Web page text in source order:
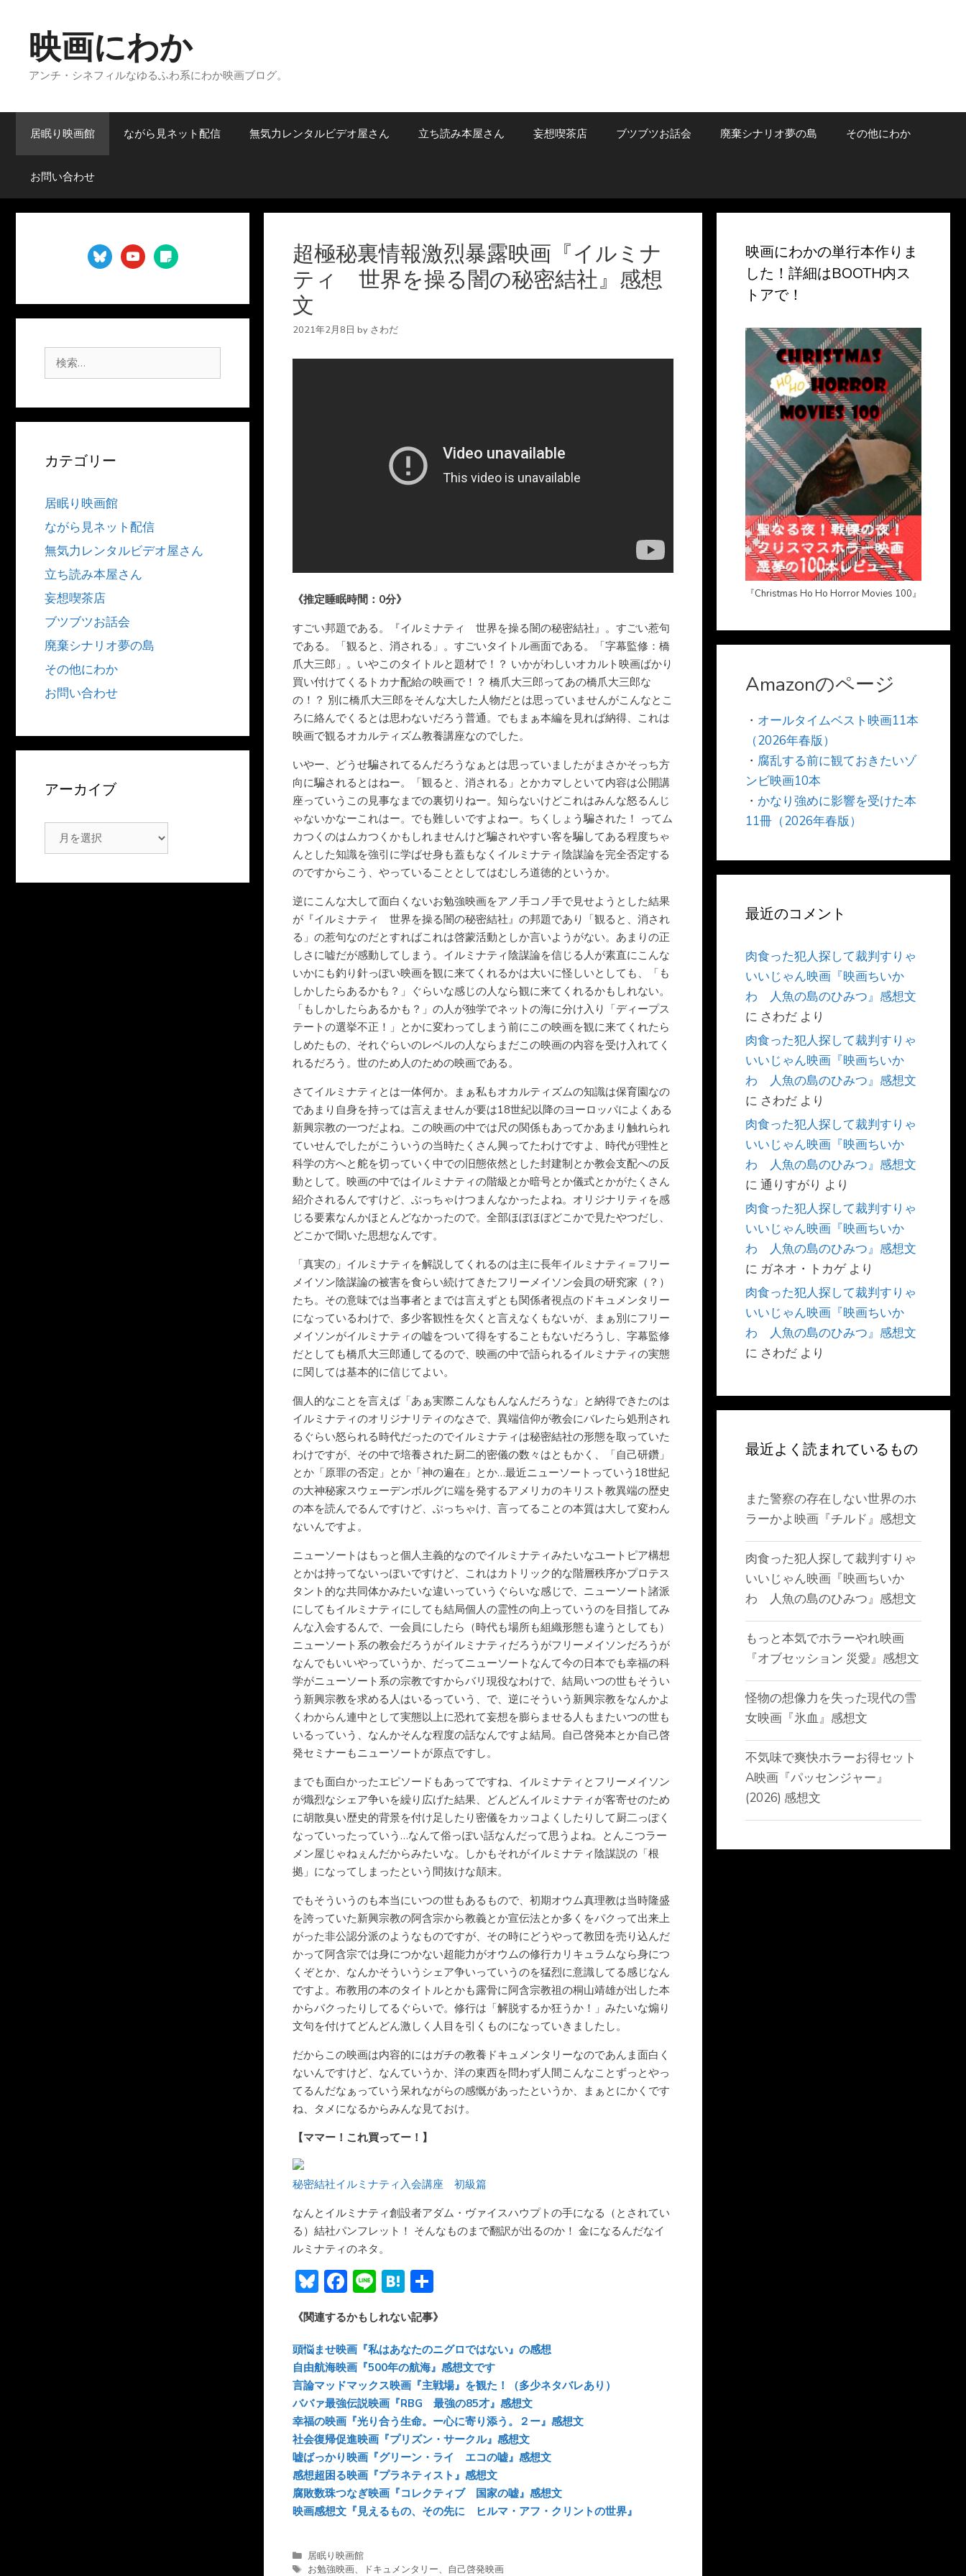
ス
映画にわか
アンチ・シネフィルなゆるふわ系にわか映画ブログ。
居眠り映画館 ながら見ネット配信 無気力レンタルビデオ屋さん 立ち読み本屋さん 妄想喫茶店 ブツブツお話会 廃棄シナリオ夢の島 その他にわか
お問い合わせ
超極秘裏情報激烈暴露映画『イルミナ
ティ 世界を操る闇の秘密結社』感想
文
2021年2月8日 by さわだ
《推定睡眠時間：0分》
すごい邦題である。『イルミナティ 世界を操る闇の秘密結社』。すごい惹句
である。「観ると、消される」。すごいタイトル画面である。「字幕監修：橋
爪大三郎」。いやこのタイトルと題材で！？ いかがわしいオカルト映画ばかり
買い付けてくるトカナ配給の映画で！？ 橋爪大三郎ってあの橋爪大三郎な
の！？ 別に橋爪大三郎をそんな大した人物だとは思っていませんがこんなとこ
ろに絡んでくるとは思わないだろう普通。でもまぁ本編を見れば納得、これは
映画で観るオカルティズム教養講座なのでした。
いやー、どうせ騙されてるんだろうなぁとは思っていましたがまさかそっち方
向に騙されるとはねー。「観ると、消される」とかカマしといて内容は公開講
座っていうこの見事なまでの裏切りねー。知らないけどこれはみんな怒るんじ
ゃないかなーこれはー。でも難しいですよねー。ちくしょう騙された！ ってム
カつくのはムカつくかもしれませんけど騙されやすい客を騙してある程度ちゃ
んとした知識を強引に学ばせ身も蓋もなくイルミナティ陰謀論を完全否定する
のですからこう、やっていることとしてはむしろ道徳的というか。
逆にこんな大して面白くないお勉強映画をアノ手コノ手で見せようとした結果
が『イルミナティ 世界を操る闇の秘密結社』の邦題であり「観ると、消され
る」の惹句なのだとすればこれは啓蒙活動としか言いようがない。あまりの正
しさに嘘だが感動してしまう。イルミナティ陰謀論を信じる人が素直にこんな
いかにも釣り針っぽい映画を観に来てくれるかは大いに怪しいとしても、「も
しかしたらあるかも？」ぐらいな感じの人なら観に来てくれるかもしれない。
「もしかしたらあるかも？」の人が独学でネットの海に分け入り「ディープス
テートの選挙不正！」とかに変わってしまう前にこの映画を観に来てくれたら
しめたもの、それぐらいのレベルの人ならまだこの映画の内容を受け入れてく
れるだろう。世のため人のための映画である。
さてイルミナティとは一体何か。まぁ私もオカルティズムの知識は保育園なの
であまり自身を持っては言えませんが要は18世紀以降のヨーロッパによくある
新興宗教の一つだよね。この映画の中では尺の関係もあってかあまり触れられ
ていせんでしたがこういうの当時たくさん興ってたわけですよ、時代が理性と
科学の方へと舵を切っていく中での旧態依然とした封建制とか教会支配への反
動として。映画の中ではイルミナティの階級とか暗号とか儀式とかがたくさん
紹介されるんですけど、ぶっちゃけつまんなかったよね。オリジナリティを感
じる要素なんかほとんどなかったので。全部ほぼほぼどこかで見たやつだし、
どこかで聞いた思想なんです。
「真実の」イルミナティを解説してくれるのは主に長年イルミナティ＝フリー
メイソン陰謀論の被害を食らい続けてきたフリーメイソン会員の研究家（？）
たち。その意味では当事者とまでは言えずとも関係者視点のドキュメンタリー
になっているわけで、多少客観性を欠くと言えなくもないが、まぁ別にフリー
メイソンがイルミナティの嘘をついて得をすることもないだろうし、字幕監修
だとしても橋爪大三郎通してるので、映画の中で語られるイルミナティの実態
に関しては基本的に信じてよい。
個人的なことを言えば「あぁ実際こんなもんなんだろうな」と納得できたのは
イルミナティのオリジナリティのなさで、異端信仰が教会にバレたら処刑され
るぐらい怒られる時代だったのでイルミナティは秘密結社の形態を取っていた
わけですが、その中で培養された厨二的密儀の数々はともかく、「自己研鑽」
とか「原罪の否定」とか「神の遍在」とか…最近ニューソートっていう18世紀
の大神秘家スウェーデンボルグに端を発するアメリカのキリスト教異端の歴史
の本を読んでるんですけど、ぶっちゃけ、言ってることの本質は大して変わん
ないんですよ。
ニューソートはもっと個人主義的なのでイルミナティみたいなユートピア構想
とかは持ってないっぽいですけど、これはカトリック的な階層秩序かプロテス
タント的な共同体かみたいな違いっていうぐらいな感じで、ニューソート諸派
にしてもイルミナティにしても結局個人の霊性の向上っていうのを目指してみ
んな入会するんで、一会員にしたら（時代も場所も組織形態も違うとしても）
ニューソート系の教会だろうがイルミナティだろうがフリーメイソンだろうが
なんでもいいやっていうか、だってニューソートなんて今の日本でも幸福の科
学がニューソート系の宗教ですからバリ現役なわけで、結局いつの世もそうい
う新興宗教を求める人はいるっていう、で、逆にそういう新興宗教をなんかよ
くわからん連中として実態以上に恐れて妄想を膨らませる人もまたいつの世も
いるっていう、なんかそんな程度の話なんですよ結局。自己啓発本とか自己啓
発セミナーもニューソートが原点ですし。
までも面白かったエピソードもあってですね、イルミナティとフリーメイソン
が熾烈なシェア争いを繰り広げた結果、どんどんイルミナティが客寄せのため
に胡散臭い歴史的背景を付け足したり密儀をカッコよくしたりして厨二っぽく
なっていったっていう…なんて俗っぽい話なんだって思うよね。とんこつラー
メン屋じゃねぇんだからみたいな。しかもそれがイルミナティ陰謀説の「根
拠」になってしまったという間抜けな顛末。
でもそういうのも本当にいつの世もあるもので、初期オウム真理教は当時隆盛
を誇っていた新興宗教の阿含宗から教義とか宣伝法とか多くをパクって出来上
がった非公認分派のようなものですが、その時にどうやって教団を売り込んだ
かって阿含宗では身につかない超能力がオウムの修行カリキュラムなら身につ
くぞとか、なんかそういうシェア争いっていうのを猛烈に意識してる感じなん
ですよ。布教用の本のタイトルとかも露骨に阿含宗教祖の桐山靖雄が出した本
からパクったりしてるぐらいで。修行は「解脱するか狂うか！」みたいな煽り
文句を付けてどんどん激しく人目を引くものになっていきましたし。
だからこの映画は内容的にはガチの教養ドキュメンタリーなのであんま面白く
ないんですけど、なんていうか、洋の東西を問わず人間こんなことずっとやっ
てるんだなぁっていう呆れながらの感慨があったというか、まぁとにかくです
ね、タメになるからみんな見ておけ。
【ママー！これ買ってー！】
秘密結社イルミナティ入会講座 初級篇
なんとイルミナティ創設者アダム・ヴァイスハウプトの手になる（とされてい
る）結社パンフレット！ そんなものまで翻訳が出るのか！ 金になるんだなイ
ルミナティのネタ。
Bl
u
e
sk
y
F
ac
e
b
o
ok
Li
n
e
H
at
e
n
a
有
《関連するかもしれない記事》
頭悩ませ映画『私はあなたのニグロではない』の感想
自由航海映画『500年の航海』感想文です
言論マッドマックス映画『主戦場』を観た！（多少ネタバレあり）
ババァ最強伝説映画『RBG 最強の85才』感想文
幸福の映画『光り合う生命。ー心に寄り添う。２ー』感想文
社会復帰促進映画『プリズン・サークル』感想文
嘘ばっかり映画『グリーン・ライ エコの嘘』感想文
感想超困る映画『プラネティスト』感想文
腐敗数珠つなぎ映画『コレクティブ 国家の嘘』感想文
映画感想文『見えるもの、その先に ヒルマ・アフ・クリントの世界』
カ
テ
居眠り映画館
タ
お勉強映画、 ドキュメンタリー、 自己啓発映画
blueskyyoutubesticky-
note
索:
カテゴリー
居眠り映画館
ながら見ネット配信
無気力レンタルビデオ屋さん
立ち読み本屋さん
妄想喫茶店
ブツブツお話会
廃棄シナリオ夢の島
その他にわか
お問い合わせ
アーカイブ
ー
映画にわかの単行本作りま
した！詳細はBOOTH内ス
トアで！
『Christmas Ho Ho Horror Movies 100』
Amazonのページ
・ オールタイムベスト映画11本
（2026年春版）
・ 腐乱する前に観ておきたいゾ
ンビ映画10本
・ かなり強めに影響を受けた本
11冊（2026年春版）
最近のコメント
肉食った犯人探して裁判すりゃ
いいじゃん映画『映画ちいか
わ 人魚の島のひみつ』感想文
に さわだ より
肉食った犯人探して裁判すりゃ
いいじゃん映画『映画ちいか
わ 人魚の島のひみつ』感想文
に さわだ より
肉食った犯人探して裁判すりゃ
いいじゃん映画『映画ちいか
わ 人魚の島のひみつ』感想文
に 通りすがり より
肉食った犯人探して裁判すりゃ
いいじゃん映画『映画ちいか
わ 人魚の島のひみつ』感想文
に ガネオ・トカゲより
肉食った犯人探して裁判すりゃ
いいじゃん映画『映画ちいか
わ 人魚の島のひみつ』感想文
に さわだ より
最近よく読まれているもの
また警察の存在しない世界のホ
ラーかよ映画『チルド』感想文
肉食った犯人探して裁判すりゃ
いいじゃん映画『映画ちいか
わ 人魚の島のひみつ』感想文
もっと本気でホラーやれ映画
『オブセッション 災愛』感想文
怪物の想像力を失った現代の雪
女映画『氷血』感想文
不気味で爽快ホラーお得セット
A映画『パッセンジャー』
(2026) 感想文